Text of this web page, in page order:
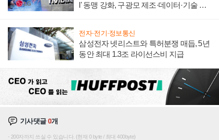
I' 동맹 강화, 구광모 제조·데이터·기술 결
전자·전기·정보통신
삼성전자 넷리스트와 특허분쟁 매듭, 5년
동안 최대 1.3조 라이선스비 지급
기사댓글0개
200자까지 쓰실 수 있습니다. (현재 0 byte / 최대 400byte)